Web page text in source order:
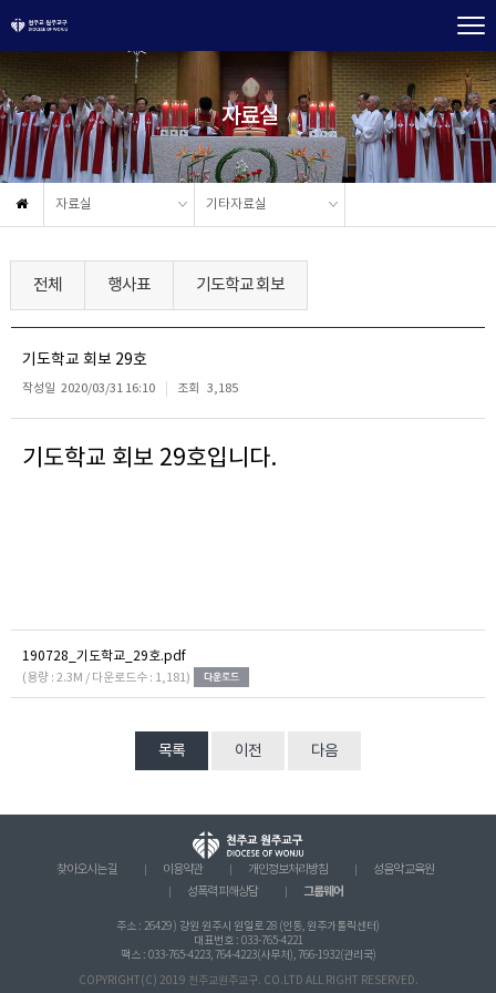
자료실
자료실 기타자료실
전체 행사표 기도학교 회보
기도학교 회보 29호
작성일 2020/03/31 16:10 조회 3,185
기도학교 회보 29호입니다.
190728_기도학교_29호.pdf
(용량 : 2.3M / 다운로드수 : 1,181)
목록 이전 다음
찾아오시는 길 이용약관 개인정보처리방침
성음악 교육원
성폭력 피해상담
그룹웨어
주소 : 26429 ) 강원 원주시 원일로 28 (인동, 원주가톨릭센터)
대표번호 : 033-765-4221
팩스 : 033-765-4223, 764-4223(사무처), 766-1932(관리국)
COPYRIGHT(C) 2019 천주교원주교구. CO.LTD ALL RIGHT RESERVED.